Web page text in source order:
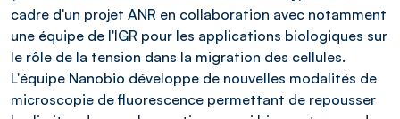
cadre d'un projet ANR en collaboration avec notamment
une équipe de l'IGR pour les applications biologiques sur
le rôle de la tension dans la migration des cellules.
L'équipe Nanobio développe de nouvelles modalités de
microscopie de fluorescence permettant de repousser